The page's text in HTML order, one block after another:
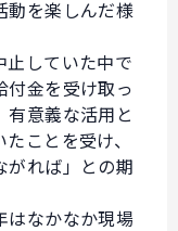
動を楽しんだ様
止していた中で
付金を受け取っ
有意義な活用と
ことを受け、
がれば」との期
はなかなか現場